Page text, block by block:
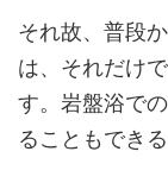
それ故、普段
は、それだけ
す。岩盤浴で
ることもできる